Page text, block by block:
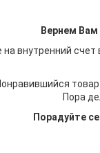
Вернем Вам
внутренний
Пора
Порадуйте